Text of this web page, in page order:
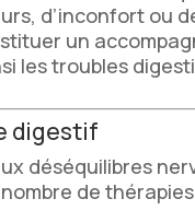
d’inconfort ou
un
les troubles
digestif
déséquilibres
de